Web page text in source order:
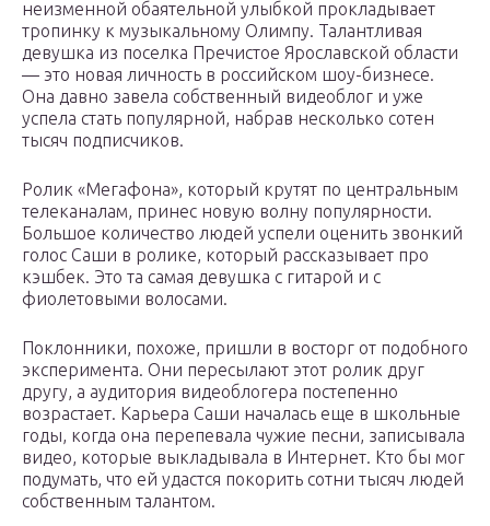
неизменной обаятельной улыбкой прокладывает
тропинку к музыкальному Олимпу. Талантливая
девушка из поселка Пречистое Ярославской области
— это новая личность в российском шоу-бизнесе.
Она давно завела собственный видеоблог и уже
успела стать популярной, набрав несколько сотен
тысяч подписчиков.
Ролик «Мегафона», который крутят по центральным
телеканалам, принес новую волну популярности.
Большое количество людей успели оценить звонкий
голос Саши в ролике, который рассказывает про
кэшбек. Это та самая девушка с гитарой и с
фиолетовыми волосами.
Поклонники, похоже, пришли в восторг от подобного
эксперимента. Они пересылают этот ролик друг
другу, а аудитория видеоблогера постепенно
возрастает. Карьера Саши началась еще в школьные
годы, когда она перепевала чужие песни, записывала
видео, которые выкладывала в Интернет. Кто бы мог
подумать, что ей удастся покорить сотни тысяч людей
собственным талантом.